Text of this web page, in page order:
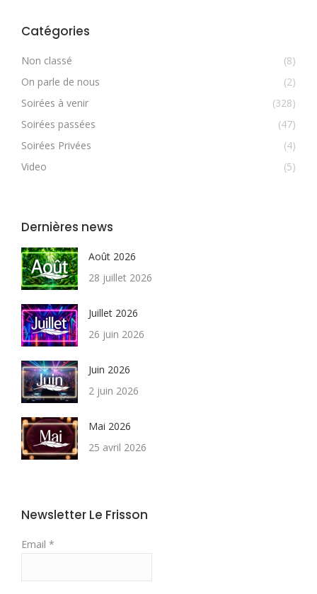
Catégories
Non classé
(8)
On parle de nous
(2)
Soirées à venir
(328)
Soirées passées
(47)
Soirées Privées
(4)
Video
(5)
Dernières news
Août 2026
28 juillet 2026
Juillet 2026
26 juin 2026
Juin 2026
2 juin 2026
Mai 2026
25 avril 2026
Newsletter Le Frisson
Email *